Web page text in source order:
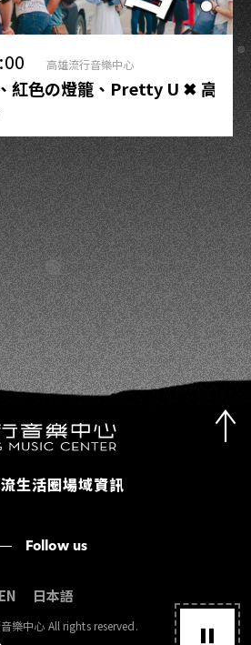
高雄流行音樂中心
紅色の燈籠、Pretty U ✖︎ 高雄
生活圈場域資訊
Follow us
樂中心 All rights reserved.
EN 日本語